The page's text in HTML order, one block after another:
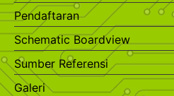
Pendaftaran
Schematic Boardview
Sumber Referensi
Galeri